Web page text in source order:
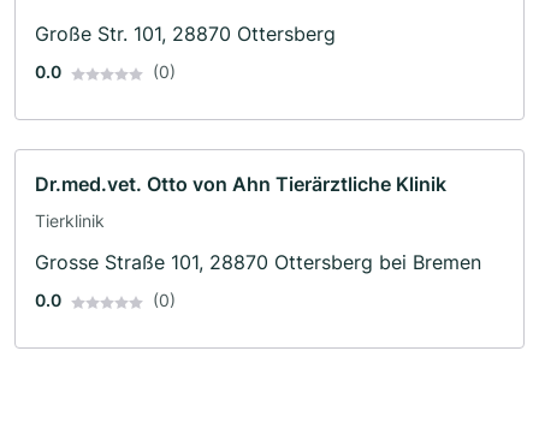
Große Str. 101, 28870 Ottersberg
0.0 (0)
Dr.med.vet. Otto von Ahn Tierärztliche Klinik
Tierklinik
Grosse Straße 101, 28870 Ottersberg bei Bremen
0.0 (0)